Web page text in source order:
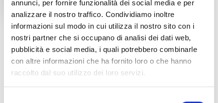
annunci, per fornire funzionalità dei social media e per
analizzare il nostro traffico. Condividiamo inoltre
informazioni sul modo in cui utilizza il nostro sito con i
nostri partner che si occupano di analisi dei dati web,
pubblicità e social media, i quali potrebbero combinarle
con altre informazioni che ha fornito loro o che hanno
raccolto dal suo utilizzo dei loro servizi.